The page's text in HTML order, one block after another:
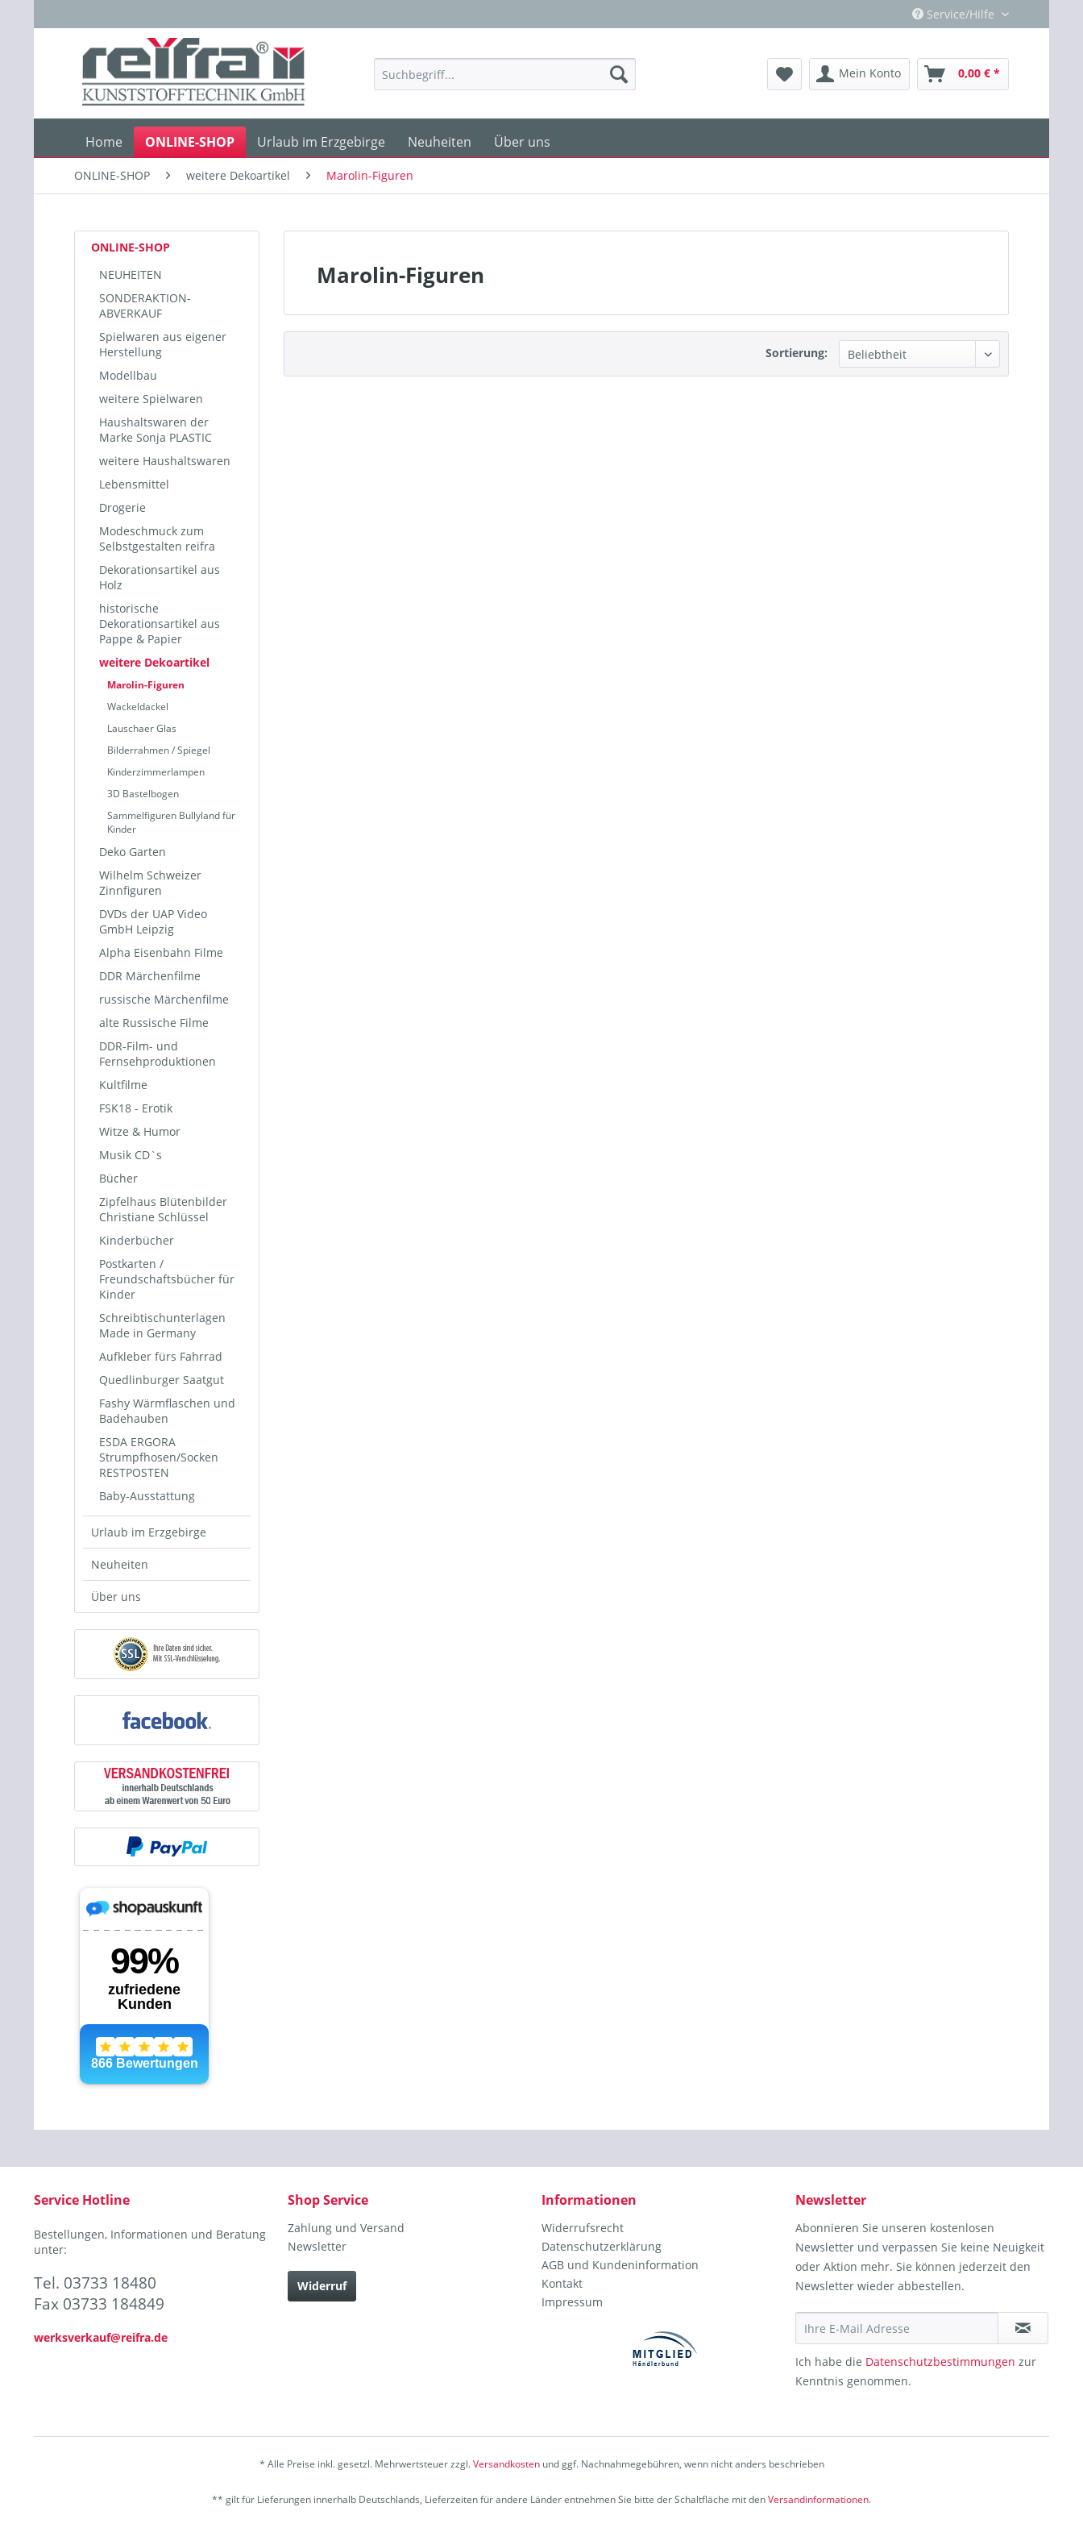
Service/Hilfe
Mein Konto 0,00 € *
Home ONLINE-SHOP Urlaub im Erzgebirge Neuheiten Über uns
ONLINE-SHOP weitere Dekoartikel Marolin-Figuren
ONLINE-SHOP
NEUHEITEN
SONDERAKTION-
ABVERKAUF
Spielwaren aus eigener
Herstellung
Modellbau
weitere Spielwaren
Haushaltswaren der
Marke Sonja PLASTIC
weitere Haushaltswaren
Lebensmittel
Drogerie
Modeschmuck zum
Selbstgestalten reifra
Dekorationsartikel aus
Holz
historische
Dekorationsartikel aus
Pappe & Papier
weitere Dekoartikel
Marolin-Figuren
Wackeldackel
Lauschaer Glas
Bilderrahmen / Spiegel
Kinderzimmerlampen
3D Bastelbogen
Sammelfiguren Bullyland für
Kinder
Deko Garten
Wilhelm Schweizer
Zinnfiguren
DVDs der UAP Video
GmbH Leipzig
Alpha Eisenbahn Filme
DDR Märchenfilme
russische Märchenfilme
alte Russische Filme
DDR-Film- und
Fernsehproduktionen
Kultfilme
FSK18 - Erotik
Witze & Humor
Musik CD`s
Bücher
Zipfelhaus Blütenbilder
Christiane Schlüssel
Kinderbücher
Postkarten /
Freundschaftsbücher für
Kinder
Schreibtischunterlagen
Made in Germany
Aufkleber fürs Fahrrad
Quedlinburger Saatgut
Fashy Wärmflaschen und
Badehauben
ESDA ERGORA
Strumpfhosen/Socken
RESTPOSTEN
Baby-Ausstattung
Urlaub im Erzgebirge
Neuheiten
Über uns
Marolin-Figuren
Sortierung:
Service Hotline
Bestellungen, Informationen und Beratung
unter:
Tel. 03733 18480
Fax 03733 184849
werksverkauf@reifra.de
Shop Service
Zahlung und Versand
Newsletter
Widerruf
Informationen
Widerrufsrecht
Datenschutzerklärung
AGB und Kundeninformation
Kontakt
Impressum
Newsletter
Abonnieren Sie unseren kostenlosen
Newsletter und verpassen Sie keine Neuigkeit
oder Aktion mehr. Sie können jederzeit den
Newsletter wieder abbestellen.
Ich habe die Datenschutzbestimmungen zur
Kenntnis genommen.
* Alle Preise inkl. gesetzl. Mehrwertsteuer zzgl.Versandkostenund ggf. Nachnahmegebühren, wenn nicht anders beschrieben
** gilt für Lieferungen innerhalb Deutschlands, Lieferzeiten für andere Länder entnehmen Sie bitte der Schaltfläche mit denVersandinformationen.